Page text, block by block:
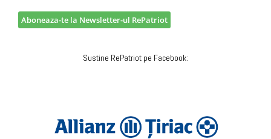
Aboneaza-te la Newsletter-ul RePatriot
Sustine RePatriot pe Facebook: